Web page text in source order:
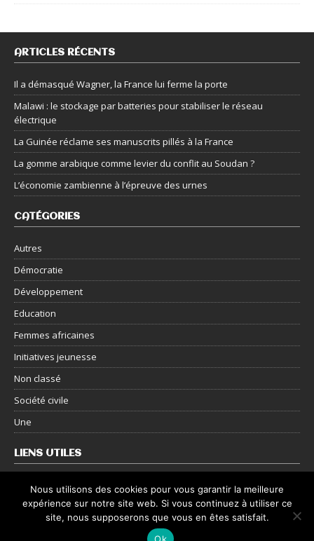
ARTICLES RÉCENTS
Il a démasqué Wagner, la France lui ferme la porte
Malawi : le stockage par batteries pour stabiliser le réseau
électrique
La Guinée réclame ses manuscrits pillés à la France
La gomme arabique comme levier du conflit au Soudan ?
L’économie zambienne à l’épreuve des urnes
CATÉGORIES
Autres
Démocratie
Développement
Education
Femmes africaines
Initiatives jeunesse
Non classé
Société civile
Une
LIENS UTILES
Nous contacter
Mentions légales
Nous utilisons des cookies pour vous garantir la meilleure
expérience sur notre site web. Si vous continuez à utiliser ce
site, nous supposerons que vous en êtes satisfait.
Ok